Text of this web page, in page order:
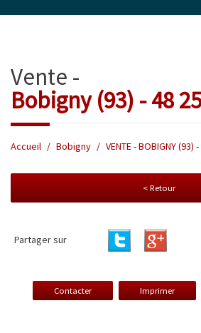
vente -
bobigny (93) - 48
Accueil Bobigny VENTE - BOBIGNY (93)
< Retour
Partager sur
Contacter Imprimer